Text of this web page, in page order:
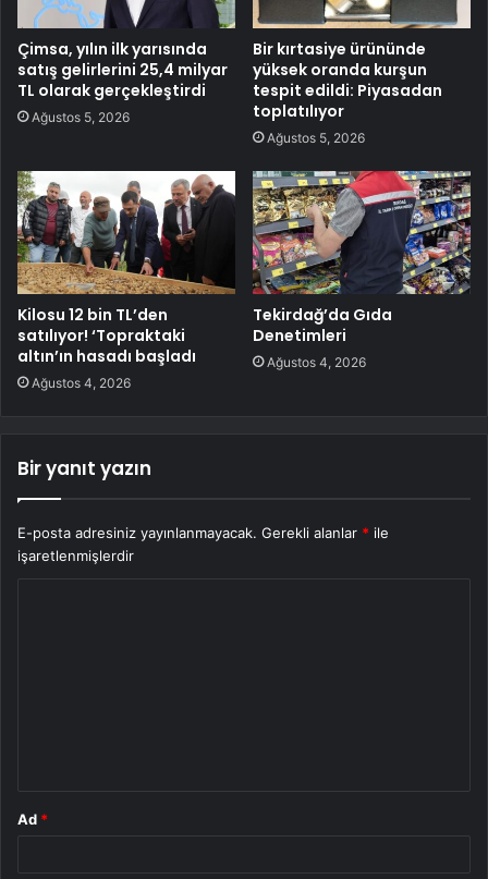
Çimsa, yılın ilk yarısında
satış gelirlerini 25,4 milyar
TL olarak gerçekleştirdi
Ağustos 5, 2026
Bir kırtasiye ürününde
yüksek oranda kurşun
tespit edildi: Piyasadan
toplatılıyor
Ağustos 5, 2026
Kilosu 12 bin TL’den
satılıyor! ‘Topraktaki
altın’ın hasadı başladı
Ağustos 4, 2026
Tekirdağ’da Gıda
Denetimleri
Ağustos 4, 2026
Bir yanıt yazın
E-posta adresiniz yayınlanmayacak. Gerekli alanlar * ile
işaretlenmişlerdir
Ad *